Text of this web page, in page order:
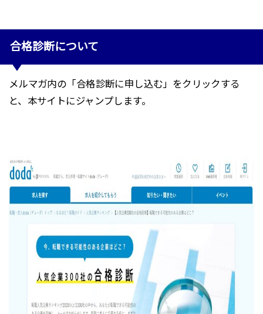
合格診断について
メルマガ内の「合格診断に申し込む」をクリックする
と、本サイトにジャンプします。